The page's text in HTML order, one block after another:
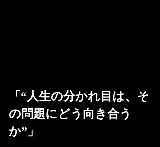
「“人生の分かれ目は、そ
の問題にどう向き合う
か”」